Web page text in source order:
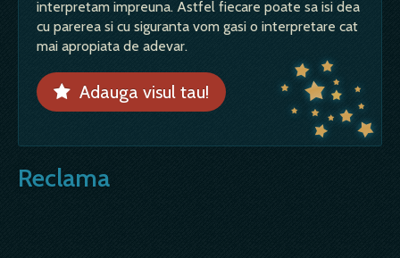
interpretam impreuna. Astfel fiecare poate sa isi dea
cu parerea si cu siguranta vom gasi o interpretare cat
mai apropiata de adevar.
Adauga visul tau!
Reclama